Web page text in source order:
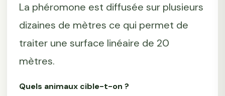
La phéromone est diffusée sur plusieurs
dizaines de mètres ce qui permet de
traiter une surface linéaire de 20
mètres.
Quels animaux cible-t-on ?